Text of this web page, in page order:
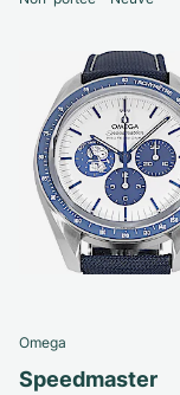
Omega
Speedmaster